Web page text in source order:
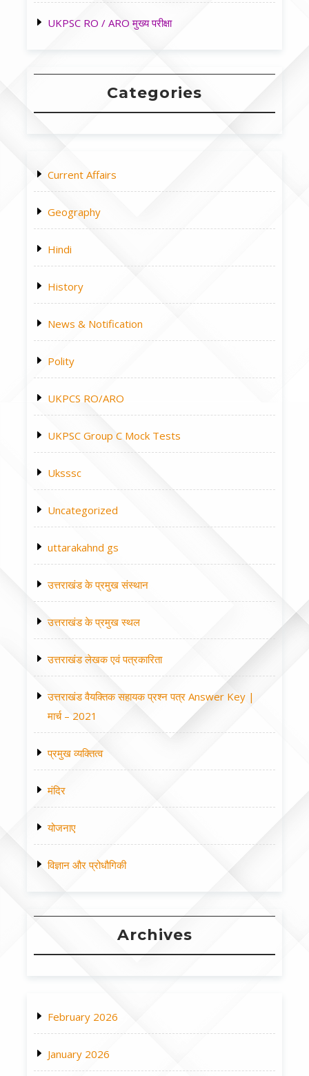
UKPSC RO / ARO मुख्य परीक्षा
Categories
Current Affairs
Geography
Hindi
History
News & Notification
Polity
UKPCS RO/ARO
UKPSC Group C Mock Tests
Uksssc
Uncategorized
uttarakahnd gs
उत्तराखंड के प्रमुख संस्थान
उत्तराखंड के प्रमुख स्थल
उत्तराखंड लेखक एवं पत्रकारिता
उत्तराखंड वैयक्तिक सहायक प्रश्न पत्र Answer Key |
मार्च – 2021
प्रमुख व्यक्तित्व
मंदिर
योजनाए
विज्ञान और प्रोधौगिकी
Archives
February 2026
January 2026